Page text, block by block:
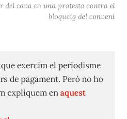
del cava en una protesta contra el
bloqueig del conveni
exercim el periodisme
de pagament. Però no ho
expliquem enaquest